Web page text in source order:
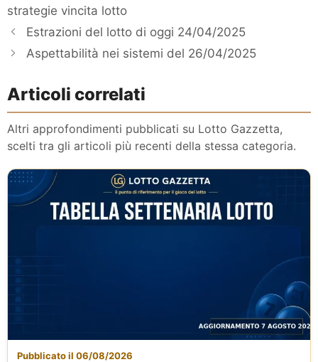
strategie vincita lotto
Estrazioni del lotto di oggi 24/04/2025
Aspettabilità nei sistemi del 26/04/2025
Articoli correlati
Altri approfondimenti pubblicati su Lotto Gazzetta,
scelti tra gli articoli più recenti della stessa categoria.
Pubblicato il 06/08/2026